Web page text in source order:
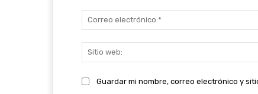
Guardar mi nombre, correo electrónico y